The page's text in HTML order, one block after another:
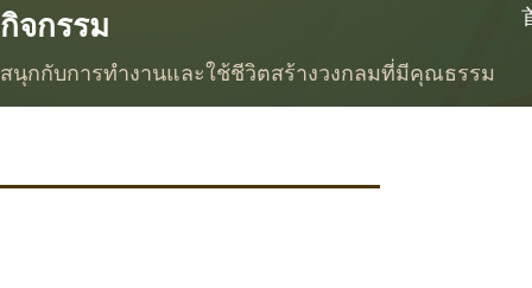
กิจกรรม
สนุกกับการทำงานและใช้ชีวิตสร้างวงกลมที่มีคุณธรรม